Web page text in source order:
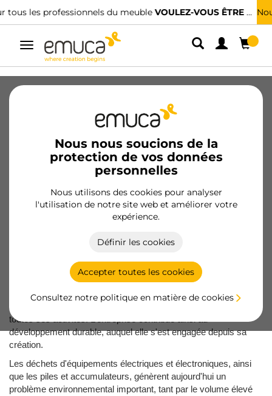
Nous avons des distributeurs spécialisés.TROUVER LE PLUS PROCHE
Alterner
navigation
Nous nous soucions de la
protection de vos données
personnelles
Nous utilisons des cookies pour analyser
l'utilisation de notre site web et améliorer votre
expérience.
Définir les cookies
Accepter toutes les cookies
Consultez notre politique en matière de cookies
Gestion des
déchets
Engagement d’EMUCA dans la
bonne gestion des déchets
électroniques (DEEE) et des piles et
accumulateurs
Depuis des années, EMUCA s’engage en faveur de
l’environnement et minimise ainsi l'impact environnemental de
toutes ses activités. L’entreprise contribue ainsi au
développement durable, auquel elle s'est engagée depuis sa
création.
Les déchets d'équipements électriques et électroniques, ainsi
que les piles et accumulateurs, génèrent aujourd'hui un
problème environnemental important, tant par le volume élevé